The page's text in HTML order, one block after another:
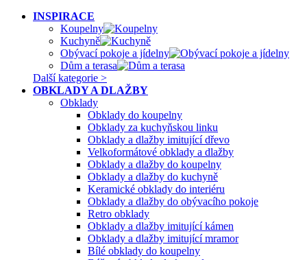
INSPIRACE
Koupelny
Kuchyně
Obývací pokoje a jídelny
Dům a terasa
Další kategorie >
OBKLADY A DLAŽBY
Obklady
Obklady do koupelny
Obklady za kuchyňskou linku
Obklady a dlažby imitující dřevo
Velkoformátové obklady a dlažby
Obklady a dlažby do koupelny
Obklady a dlažby do kuchyně
Keramické obklady do interiéru
Obklady a dlažby do obývacího pokoje
Retro obklady
Obklady a dlažby imitující kámen
Obklady a dlažby imitující mramor
Bílé obklady do koupelny